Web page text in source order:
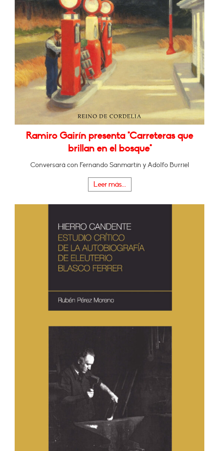
Ramiro Gairín presenta "Carreteras que
brillan en el bosque"
Conversará con Fernando Sanmartín y Adolfo Burriel
Leer más...